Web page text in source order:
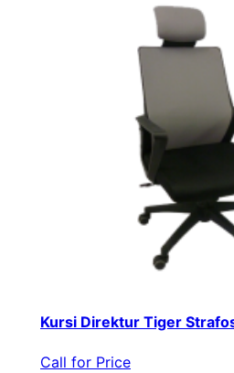
Kursi Direktur Tiger
Call for Price